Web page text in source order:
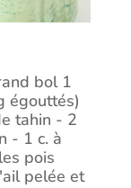
bol 1
égouttés)
tahin - 2
- 1 c. à
pois
pelée et